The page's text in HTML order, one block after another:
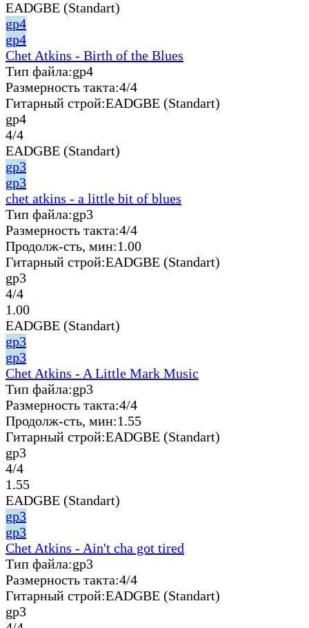
EADGBE (Standart)
gp4
gp4
Chet Atkins - Birth of the Blues
Тип файла:gp4
Размерность такта:4/4
Гитарный строй:EADGBE (Standart)
gp4
4/4
EADGBE (Standart)
gp3
gp3
chet atkins - a little bit of blues
Тип файла:gp3
Размерность такта:4/4
Продолж-сть, мин:1.00
Гитарный строй:EADGBE (Standart)
gp3
4/4
1.00
EADGBE (Standart)
gp3
gp3
Chet Atkins - A Little Mark Music
Тип файла:gp3
Размерность такта:4/4
Продолж-сть, мин:1.55
Гитарный строй:EADGBE (Standart)
gp3
4/4
1.55
EADGBE (Standart)
gp3
gp3
Chet Atkins - Ain't cha got tired
Тип файла:gp3
Размерность такта:4/4
Гитарный строй:EADGBE (Standart)
gp3